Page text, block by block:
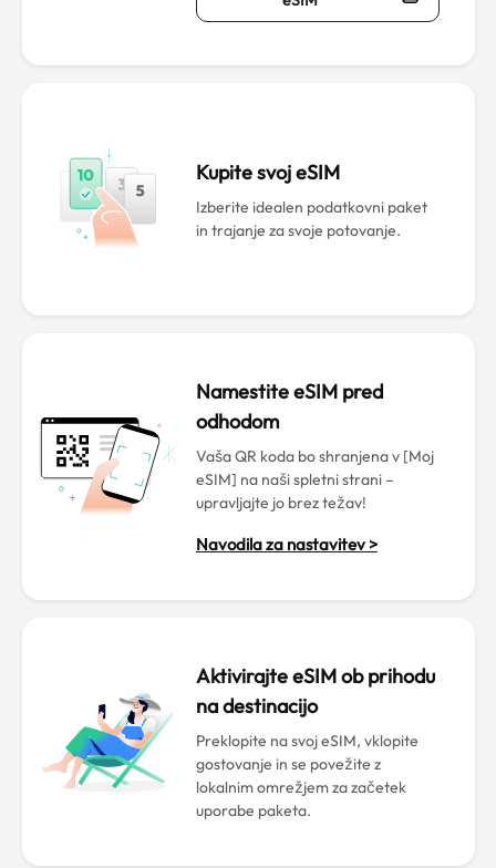
Kupite svoj eSIM
Izberite idealen podatkovni paket
in trajanje za svoje potovanje.
Namestite eSIM pred
odhodom
Vaša QR koda bo shranjena v [Moj
eSIM] na naši spletni strani –
upravljajte jo brez težav!
Navodila za nastavitev >
Aktivirajte eSIM ob prihodu
na destinacijo
Preklopite na svoj eSIM, vklopite
gostovanje in se povežite z
lokalnim omrežjem za začetek
uporabe paketa.